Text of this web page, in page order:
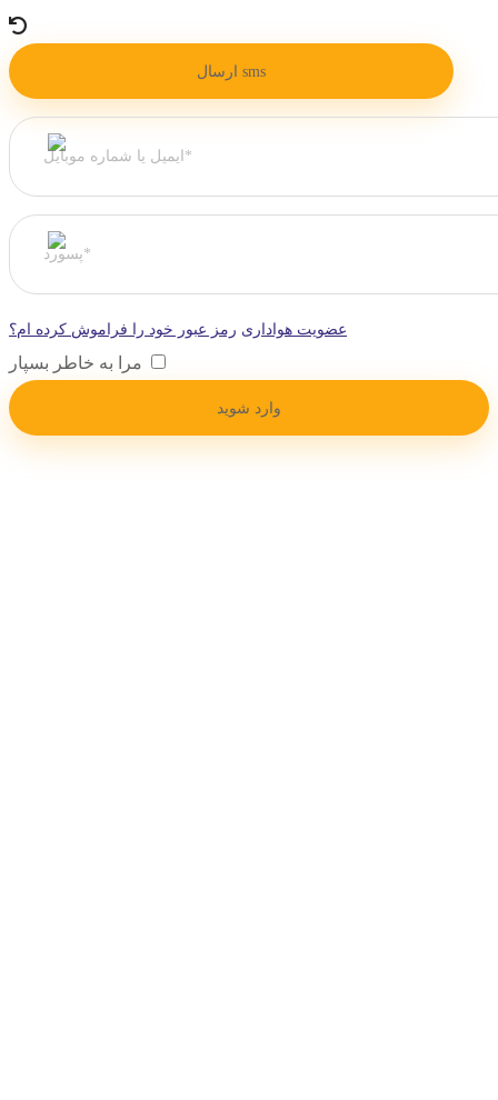
عضویت هواداری رمز عبور خود را فراموش کرده ام؟